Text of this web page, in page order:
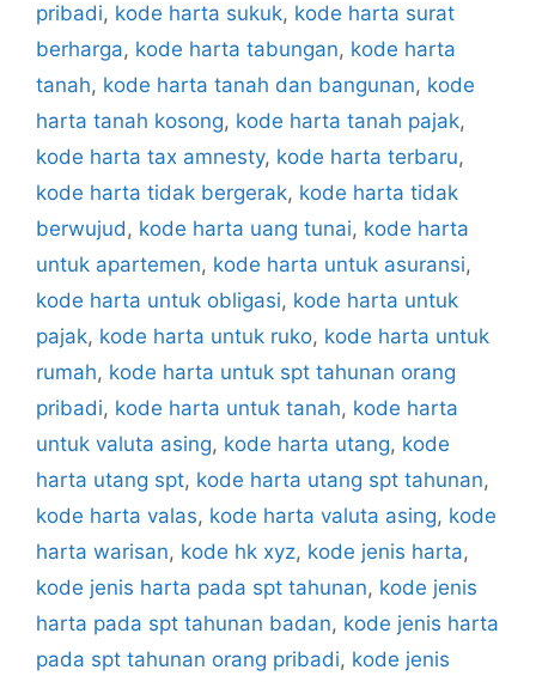
pribadi, kode harta sukuk, kode harta surat
berharga, kode harta tabungan, kode harta
tanah, kode harta tanah dan bangunan, kode
harta tanah kosong, kode harta tanah pajak,
kode harta tax amnesty, kode harta terbaru,
kode harta tidak bergerak, kode harta tidak
berwujud, kode harta uang tunai, kode harta
untuk apartemen, kode harta untuk asuransi,
kode harta untuk obligasi, kode harta untuk
pajak, kode harta untuk ruko, kode harta untuk
rumah, kode harta untuk spt tahunan orang
pribadi, kode harta untuk tanah, kode harta
untuk valuta asing, kode harta utang, kode
harta utang spt, kode harta utang spt tahunan,
kode harta valas, kode harta valuta asing, kode
harta warisan, kode hk xyz, kode jenis harta,
kode jenis harta pada spt tahunan, kode jenis
harta pada spt tahunan badan, kode jenis harta
pada spt tahunan orang pribadi, kode jenis